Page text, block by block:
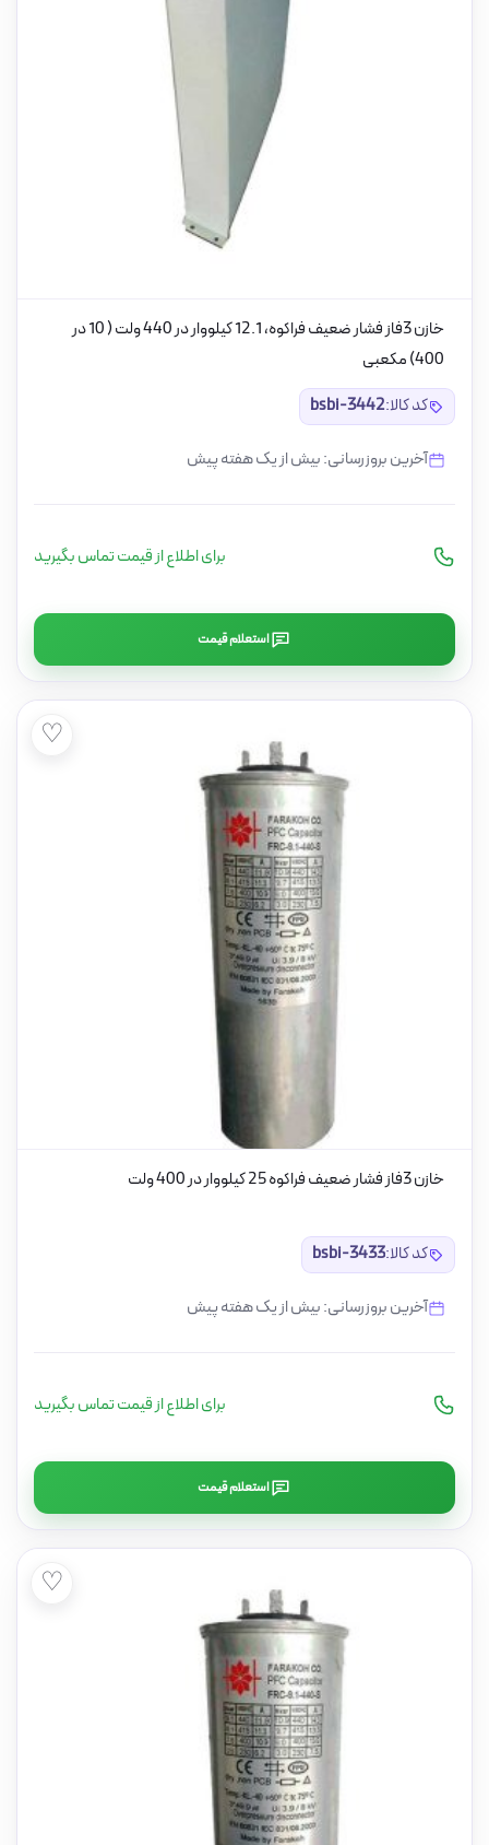
خازن 3فاز فشار ضعیف فراکوه، 12.1 کیلووار در 440 ولت ( 10 در
400) مکعبی
کد کالا:bsbi-3442
آخرین بروزرسانی: بیش از یک هفته پیش
برای اطلاع از قیمت تماس بگیرید
استعلام قیمت
♡
خازن 3فاز فشار ضعیف فراکوه 25 کیلووار در 400 ولت
کد کالا:bsbi-3433
آخرین بروزرسانی: بیش از یک هفته پیش
برای اطلاع از قیمت تماس بگیرید
استعلام قیمت
♡